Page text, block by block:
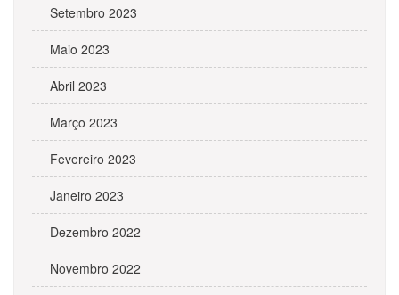
Setembro 2023
Maio 2023
Abril 2023
Março 2023
Fevereiro 2023
Janeiro 2023
Dezembro 2022
Novembro 2022